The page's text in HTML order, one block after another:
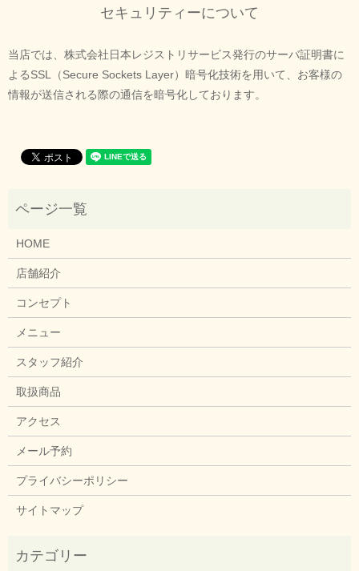
セキュリティーについて
当店では、株式会社日本レジストリサービス発行のサーバ証明書に
よるSSL（Secure Sockets Layer）暗号化技術を用いて、お客様の
情報が送信される際の通信を暗号化しております。
HOME
店舗紹介
コンセプト
メニュー
スタッフ紹介
取扱商品
アクセス
メール予約
プライバシーポリシー
サイトマップ